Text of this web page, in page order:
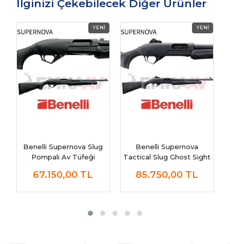
İlginizi Çekebilecek Diğer Ürünler
Benelli Supernova Slug
Pompalı Av Tüfeği
67.150,00 TL
Benelli Supernova
Tactical Slug Ghost Sight
85.750,00 TL